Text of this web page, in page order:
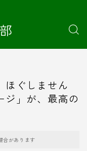
ほぐしません
ジ」が、最高の
合があります